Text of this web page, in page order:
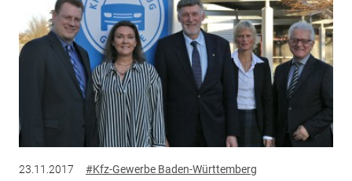
23.11.2017 #Kfz-Gewerbe Baden-Württemberg